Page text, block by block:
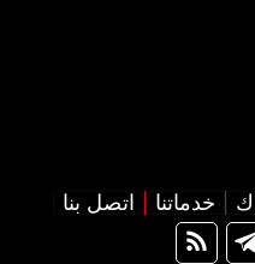
خدماتنا اتصل بنا